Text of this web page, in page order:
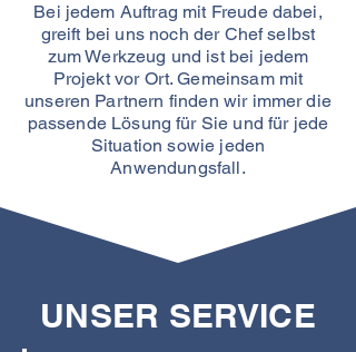
Bei jedem Auftrag mit Freude dabei,
greift bei uns noch der Chef selbst
zum Werkzeug und ist bei jedem
Projekt vor Ort. Gemeinsam mit
unseren Partnern finden wir immer die
passende Lösung für Sie und für jede
Situation sowie jeden
Anwendungsfall.
UNSER SERVICE